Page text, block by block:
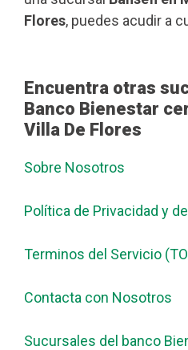
Flores, puedes acudir a
Encuentra otras
Banco Bienestar
Villa De Flores
Sobre Nosotros
Política de Privacidad y
Terminos del Servicio
Contacta con Nosotros
Sucursales del banco